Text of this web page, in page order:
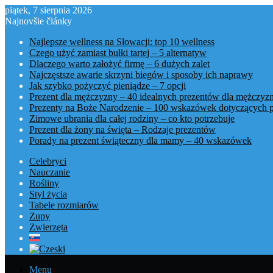
piątek, 7 sierpnia 2026
Najnovšie články
Najlepsze wellness na Słowacji: top 10 wellness
Czego użyć zamiast bułki tartej – 5 alternatyw
Dlaczego warto założyć firmę – 6 dużych zalet
Najczęstsze awarie skrzyni biegów i sposoby ich naprawy
Jak szybko pożyczyć pieniądze – 7 opcji
Prezent dla mężczyzny – 40 idealnych prezentów dla
Prezenty na Boże Narodzenie – 100 wskazówek dotyczących
Zimowe ubrania dla całej rodziny – co kto potrzebuje
Prezent dla żony na święta – Rodzaje prezentów
Porady na prezent świąteczny dla mamy – 40 wskazówek
Celebryci
Nauczanie
Rośliny
Styl życia
Tabele rozmiarów
Zupy
Zwierzęta
Menu